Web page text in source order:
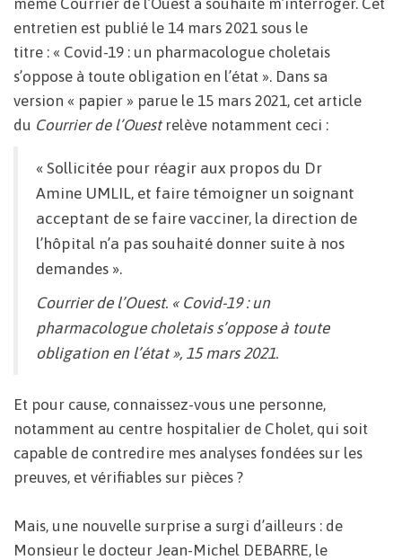
même Courrier de l’Ouest a souhaité m’interroger. Cet
entretien est publié le 14 mars 2021 sous le
titre : « Covid-19 : un pharmacologue choletais
s’oppose à toute obligation en l’état ». Dans sa
version « papier » parue le 15 mars 2021, cet article
du Courrier de l’Ouestrelève notamment ceci :
« Sollicitée pour réagir aux propos du Dr
Amine UMLIL, et faire témoigner un soignant
acceptant de se faire vacciner, la direction de
l’hôpital n’a pas souhaité donner suite à nos
demandes ».
Courrier de l’Ouest. « Covid-19 : un
pharmacologue choletais s’oppose à toute
obligation en l’état », 15 mars 2021.
Et pour cause, connaissez-vous une personne,
notamment au centre hospitalier de Cholet, qui soit
capable de contredire mes analyses fondées sur les
preuves, et vérifiables sur pièces ?
Mais, une nouvelle surprise a surgi d’ailleurs : de
Monsieur le docteur Jean-Michel DEBARRE, le